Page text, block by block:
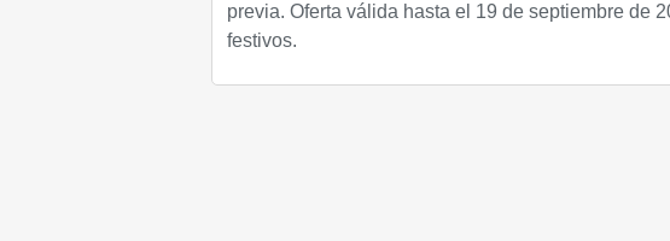
previa. Oferta válida hasta el 19 de septiembre de
festivos.